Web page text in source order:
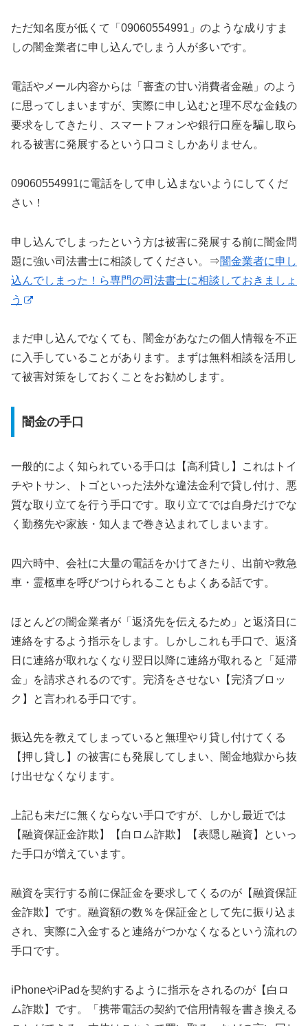
ただ知名度が低くて「09060554991」のような成りすま
しの闇金業者に申し込んでしまう人が多いです。
電話やメール内容からは「審査の甘い消費者金融」のよう
に思ってしまいますが、実際に申し込むと理不尽な金銭の
要求をしてきたり、スマートフォンや銀行口座を騙し取ら
れる被害に発展するという口コミしかありません。
09060554991に電話をして申し込まないようにしてくだ
さい！
申し込んでしまったという方は被害に発展する前に闇金問
題に強い司法書士に相談してください。⇒闇金業者に申し
込んでしまった！ら専門の司法書士に相談しておきましょ
う
まだ申し込んでなくても、闇金があなたの個人情報を不正
に入手していることがあります。まずは無料相談を活用し
て被害対策をしておくことをお勧めします。
闇金の手口
一般的によく知られている手口は【高利貸し】これはトイ
チやトサン、トゴといった法外な違法金利で貸し付け、悪
質な取り立てを行う手口です。取り立てでは自身だけでな
く勤務先や家族・知人まで巻き込まれてしまいます。
四六時中、会社に大量の電話をかけてきたり、出前や救急
車・霊柩車を呼びつけられることもよくある話です。
ほとんどの闇金業者が「返済先を伝えるため」と返済日に
連絡をするよう指示をします。しかしこれも手口で、返済
日に連絡が取れなくなり翌日以降に連絡が取れると「延滞
金」を請求されるのです。完済をさせない【完済ブロッ
ク】と言われる手口です。
振込先を教えてしまっていると無理やり貸し付けてくる
【押し貸し】の被害にも発展してしまい、闇金地獄から抜
け出せなくなります。
上記も未だに無くならない手口ですが、しかし最近では
【融資保証金詐欺】【白ロム詐欺】【表隠し融資】といっ
た手口が増えています。
融資を実行する前に保証金を要求してくるのが【融資保証
金詐欺】です。融資額の数％を保証金として先に振り込ま
され、実際に入金すると連絡がつかなくなるという流れの
手口です。
iPhoneやiPadを契約するように指示をされるのが【白ロ
ム詐欺】です。「携帯電話の契約で信用情報を書き換える